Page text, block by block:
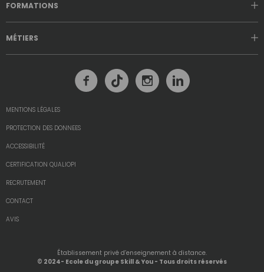
FORMATIONS
MÉTIERS
Établissement privé d’enseignement à distance.
© 2024- Ecole du groupe Skill & You - Tous droits réservés
MENTIONS LÉGALES
PROTECTION DES DONNEES
ACCESSIBILITÉ
CERTIFICATION QUALIOPI
RECRUTEMENT
CONTACT
AVIS